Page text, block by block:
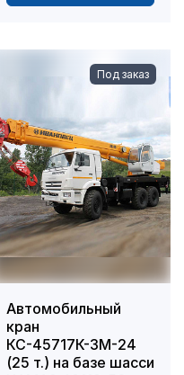
Под заказ
Автомобильный
кран
КС-45717К-3М-24
(25 т.) на базе шасси